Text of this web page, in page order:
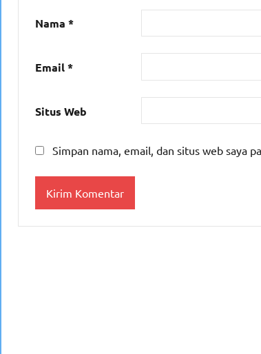
Nama *
Email*
Situs Web
Simpan nama, email, dan situs web saya